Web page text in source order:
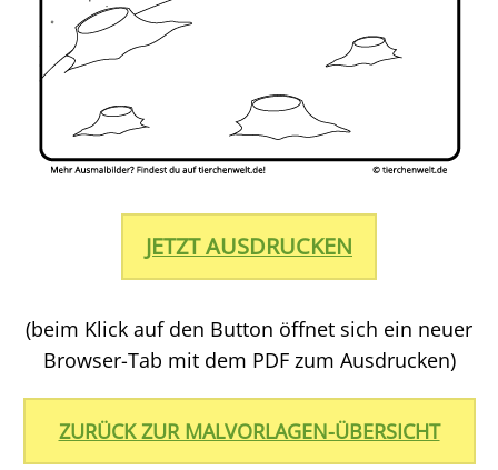
JETZT AUSDRUCKEN
(beim Klick auf den Button öffnet sich ein neuer
Browser-Tab mit dem PDF zum Ausdrucken)
ZURÜCK ZUR MALVORLAGEN-ÜBERSICHT